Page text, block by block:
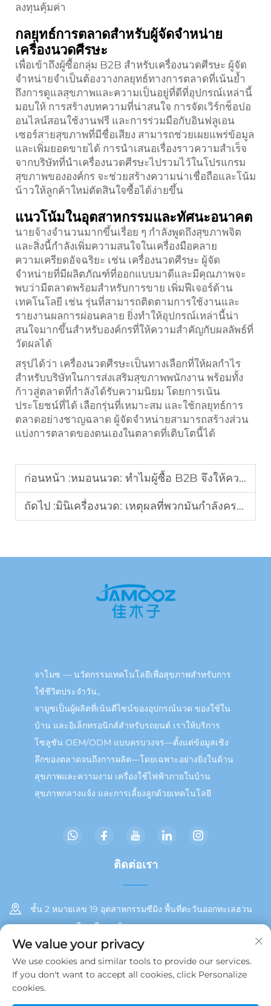
ลงทุนคุ้มค่า
กลยุทธ์การตลาดสำหรับผู้จัดจำหน่าย
เครื่องนวดศีรษะ
เพื่อเข้าถึงผู้ซื้อกลุ่ม B2B สำหรับเครื่องนวดศีรษะ ผู้จัด
จำหน่ายจำเป็นต้องวางกลยุทธ์ทางการตลาดที่เน้นย้ำ
ถึงการดูแลสุขภาพและความเป็นอยู่ที่ดีที่อุปกรณ์เหล่านี้
มอบให้ การสร้างบทความที่น่าสนใจ การจัดเวิร์กช็อปอ
อนไลน์สอนใช้งานฟรี และการร่วมมือกับอินฟลูเอน
เซอร์สายสุขภาพที่มีชื่อเสียง สามารถช่วยเผยแพร่ข้อมูล
และเพิ่มยอดขายได้ การนำเสนอเรื่องราวความสำเร็จ
จากบริษัทที่นำเครื่องนวดศีรษะไปรวมไว้ในโปรแกรม
สุขภาพขององค์กร จะช่วยสร้างความน่าเชื่อถือและโน้ม
น้าวให้ลูกค้าใหม่ตัดสินใจซื้อได้ง่ายขึ้น
แนวโน้มในอุตสาหกรรมและทัศนะอนาคต
นายจ้างจำนวนมากขึ้นเรื่อย ๆ กำลังพูดถึงสุขภาพจิต
และสิ่งนี้กำลังเพิ่มความสนใจในเครื่องมือคลาย
ความเครียดอัจฉริยะ เช่น เครื่องนวดศีรษะ ผู้จัด
จำหน่ายที่มีผลิตภัณฑ์ที่ออกแบบมาดีและมีคุณภาพจะ
พบว่ามีตลาดพร้อมสำหรับการขาย เพิ่มฟีเจอร์ด้าน
เทคโนโลยี เช่น รุ่นที่สามารถติดตามการใช้งานและ
รายงานผลการผ่อนคลาย ยิ่งทำให้อุปกรณ์เหล่านี้น่า
สนใจมากขึ้นสำหรับองค์กรที่ให้ความสำคัญกับผลลัพธ์ที่
วัดผลได้
สรุปได้ว่า เครื่องนวดศีรษะเป็นทางเลือกที่ให้ผลกำไร
สำหรับบริษัทในการส่งเสริมสุขภาพพนักงาน พร้อมทั้ง
ก้าวสู่ตลาดที่กำลังได้รับความนิยม โดยการเน้น
ประโยชน์ที่ได้ เลือกรุ่นที่เหมาะสม และใช้กลยุทธ์การ
ตลาดอย่างชาญฉลาด ผู้จัดจำหน่ายสามารถสร้างส่วน
แบ่งการตลาดของตนเองในตลาดที่เติบโตนี้ได้
ก่อนหน้า :หมอนนวด: ทำไมผู้ซื้อ B2B จึงให้ความสำคัญกับหมวดหมู่สุขภาพนี้
ถัดไป :มินิเครื่องนวด: เหตุผลที่พวกมันกำลังครองตลาด B2B ออนไลน์
จาโมซ — นวัตกรรมเทคโนโลยีเพื่อสุขภาพสำหรับการ
ใช้ชีวิตประจำวัน。
จามูซเป็นผู้ผลิตที่เน้นดีไซน์ของอุปกรณ์นวด ของใช้ใน
บ้าน และอิเล็กทรอนิกส์สำหรับรถยนต์ เราให้บริการ
โซลูชัน OEM/ODM แบบครบวงจร—ตั้งแต่ข้อมูลเชิง
ลึกของตลาดจนถึงการผลิต—โดยเฉพาะอย่างยิ่งในด้าน
สุขภาพและความงาม เครื่องใช้ไฟฟ้าภายในบ้าน
สุขภาพกลางแจ้ง และการเลี้ยงลูกด้วยเทคโนโลยี
ติดต่อเรา
ชั้น 2 หมายเลข 19 อุตสาหกรรมซีมิง พื้นที่ตะวันออกทะเลฮวน
เขตตงอาน เมืองเซียะเหมิน
+86 13215929911
[email protected]
We value your privacy
We use cookies and similar tools to provide our services.
If you don't want to accept all cookies, click Personalize
cookies.